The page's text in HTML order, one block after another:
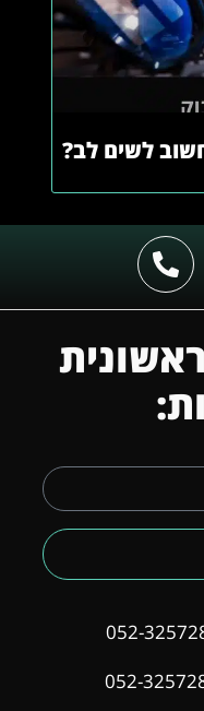
לשים לב?